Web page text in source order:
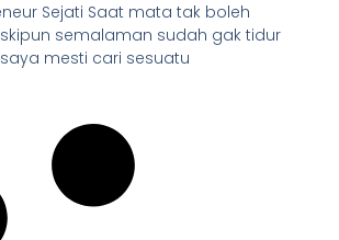
Sejati Saat mata tak boleh
semalaman sudah gak tidur
mesti cari sesuatu